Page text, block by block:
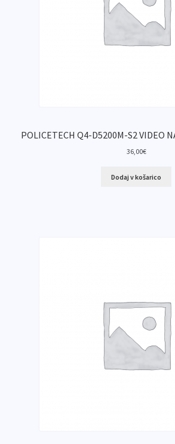
POLICETECH Q4-D5200M-S2 VIDEO
36,00€
Dodaj v košarico